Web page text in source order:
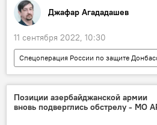
Джафар Агададашев
11 сентября 2022, 10:30
Спецоперация России по защите
АЭС
Запорожье
Украина
Позиции азербайджанской армии
вновь подверглись обстрелу - МО